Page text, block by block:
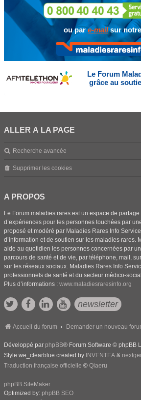
ou pare-mailsur
Le Forum
grâce au
ALLER À LA PAGE
Recherche avancée
Supprimer les cookies
A PROPOS
Le Forum maladies rares est un espace de partage
d’expériences pour les personnes touchées par
proposé et modéré par Maladies Rares Info
d’information et de soutien sur les maladies rares.
aide au quotidien les personnes concernées par
parcours de santé et de vie, par téléphone, mail,
sur les réseaux sociaux. Maladies Rares Info
professionnels de santé et du secteur médico-
Plus d’informations : www.maladiesraresinfo.org
newsletter
Accueil du forum Demander un nouveau
Développé par phpBB® Forum Software © phpBB
Style we_clearblue created by INVENTEA &
Traduction française officielle © Qiaeru
phpBB SiteMaker
Optimized by: phpBB SEO